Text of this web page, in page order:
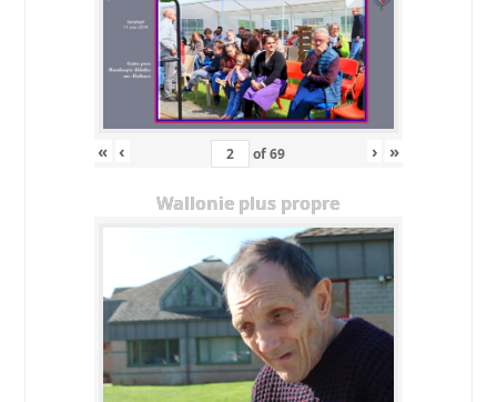
« ‹ of69 › »
Wallonie plus propre